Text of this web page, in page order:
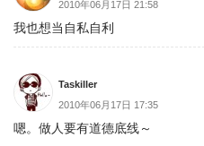
2010年06月17日 21:58
我也想当自私自利
Taskiller
2010年06月17日 17:35
嗯。做人要有道德底线～